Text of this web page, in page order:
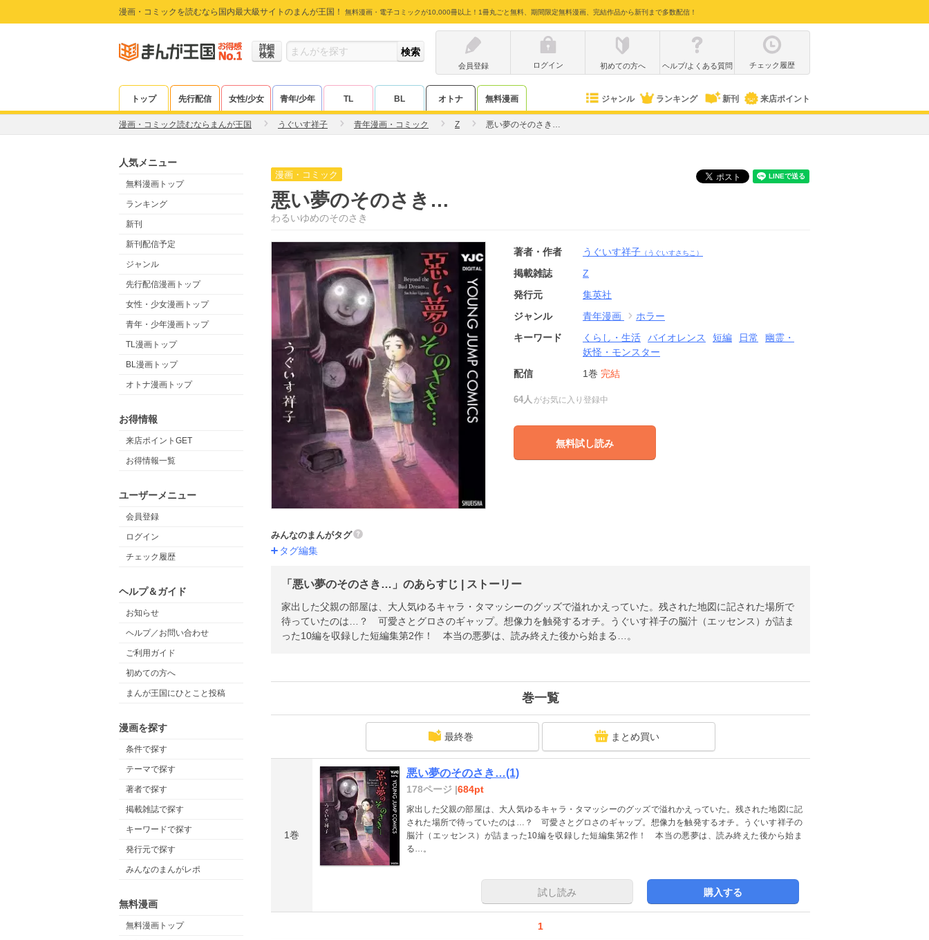
漫画・コミックを読むなら国内最大級サイトのまんが王国！ 無料漫画・電子コミックが10,000冊以上！1冊丸ごと無料、期間限定無料漫画、完結作品から新刊まで多数配信！
詳細
検索
会員登録
ログイン 初めての方へ ヘルプ/よくある質問 チェック履歴
トップ 先行配信 女性/少女 青年/少年 TL BL オトナ 無料漫画 ジャンル ランキング 新刊 来店ポイント
漫画・コミック読むならまんが王国 うぐいす祥子 青年漫画・コミック Z 悪い夢のそのさき…
人気メニュー
無料漫画トップ
ランキング
新刊
新刊配信予定
ジャンル
先行配信漫画トップ
女性・少女漫画トップ
青年・少年漫画トップ
TL漫画トップ
BL漫画トップ
オトナ漫画トップ
お得情報
来店ポイントGET
お得情報一覧
ユーザーメニュー
会員登録
ログイン
チェック履歴
ヘルプ＆ガイド
お知らせ
ヘルプ／お問い合わせ
ご利用ガイド
初めての方へ
まんが王国にひとこと投稿
漫画を探す
条件で探す
テーマで探す
著者で探す
掲載雑誌で探す
キーワードで探す
発行元で探す
みんなのまんがレポ
無料漫画
無料漫画トップ
漫画・コミック
悪い夢のそのさき…
わるいゆめのそのさき
著者・作者 うぐいす祥子 （うぐいすさちこ）
掲載雑誌
Z
発行元
集英社
ジャンル
青年漫画
ホラー
キーワード
くらし・生活 バイオレンス 短編 日常
幽霊・
妖怪・モンスター
配信
1巻 完結
64人 がお気に入り登録中
無料試し読み
みんなのまんがタグ
タグ編集
「悪い夢のそのさき…」のあらすじ | ストーリー
家出した父親の部屋は、大人気ゆるキャラ・タマッシーのグッズで溢れかえっていた。残された地図に記された場所で
待っていたのは…？ 可愛さとグロさのギャップ。想像力を触発するオチ。うぐいす祥子の脳汁（エッセンス）が詰ま
った10編を収録した短編集第2作！ 本当の悪夢は、読み終えた後から始まる…。
巻一覧
最終巻 まとめ買い
1巻
悪い夢のそのさき…(1)
178ページ |684pt
家出した父親の部屋は、大人気ゆるキャラ・タマッシーのグッズで溢れかえっていた。残された地図に記
された場所で待っていたのは…？ 可愛さとグロさのギャップ。想像力を触発するオチ。うぐいす祥子の
脳汁（エッセンス）が詰まった10編を収録した短編集第2作！ 本当の悪夢は、読み終えた後から始ま
る…。
試し読み 購入する
1